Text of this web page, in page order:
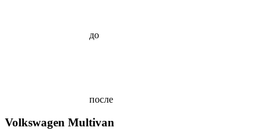
до
после
Volkswagen Multivan